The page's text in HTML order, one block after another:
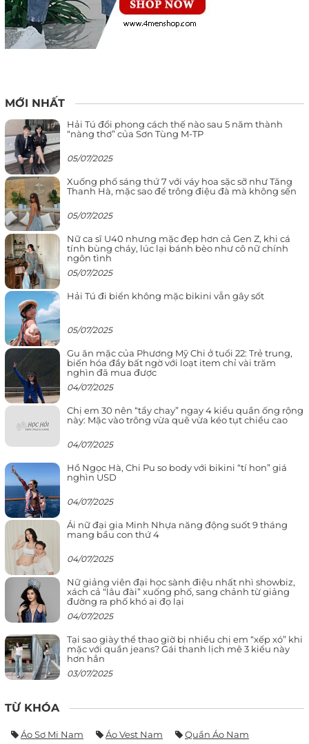
MỚI NHẤT
Hải Tú đổi phong cách thế nào sau 5 năm thành
“nàng thơ” của Sơn Tùng M-TP
05/07/2025
Xuống phố sáng thứ 7 với váy hoa sặc sỡ như Tăng
Thanh Hà, mặc sao để trông điệu đà mà không sến
05/07/2025
Nữ ca sĩ U40 nhưng mặc đẹp hơn cả Gen Z, khi cá
tính bùng cháy, lúc lại bánh bèo như cô nữ chính
ngôn tình
05/07/2025
Hải Tú đi biển không mặc bikini vẫn gây sốt
05/07/2025
Gu ăn mặc của Phương Mỹ Chi ở tuổi 22: Trẻ trung,
biến hóa đầy bất ngờ với loạt item chỉ vài trăm
nghìn đã mua được
04/07/2025
Chị em 30 nên “tẩy chay” ngay 4 kiểu quần ống rộng
này: Mặc vào trông vừa quê vừa kéo tụt chiều cao
04/07/2025
Hồ Ngọc Hà, Chi Pu so body với bikini “tí hon” giá
nghìn USD
04/07/2025
Ái nữ đại gia Minh Nhựa năng động suốt 9 tháng
mang bầu con thứ 4
04/07/2025
Nữ giảng viên đại học sành điệu nhất nhì showbiz,
xách cả “lâu đài” xuống phố, sang chảnh từ giảng
đường ra phố khó ai đọ lại
04/07/2025
Tại sao giày thể thao giờ bị nhiều chị em “xếp xó” khi
mặc với quần jeans? Gái thanh lịch mê 3 kiểu này
hơn hẳn
03/07/2025
TỪ KHÓA
Áo Sơ Mi Nam Áo Vest Nam Quần Áo Nam